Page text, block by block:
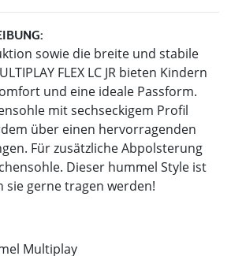
sowie die breite und stabile
FLEX LC JR bieten Kindern
und eine ideale Passform.
mit sechseckigem Profil
über einen hervorragenden
Für zusätzliche Abpolsterung
Dieser hummel Style ist
sie gerne tragen werden!
Multiplay